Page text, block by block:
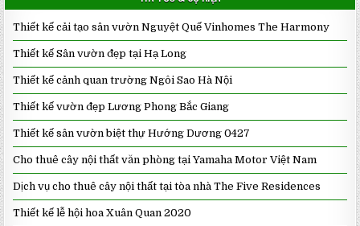
Thiết kế cải tạo sân vườn Nguyệt Quế Vinhomes The Harmony
Thiết kế Sân vườn đẹp tại Hạ Long
Thiết kế cảnh quan trường Ngôi Sao Hà Nội
Thiết kế vườn đẹp Lương Phong Bắc Giang
Thiết kế sân vườn biệt thự Hướng Dương 0427
Cho thuê cây nội thất văn phòng tại Yamaha Motor Việt Nam
Dịch vụ cho thuê cây nội thất tại tòa nhà The Five Residences
Thiết kế lễ hội hoa Xuân Quan 2020